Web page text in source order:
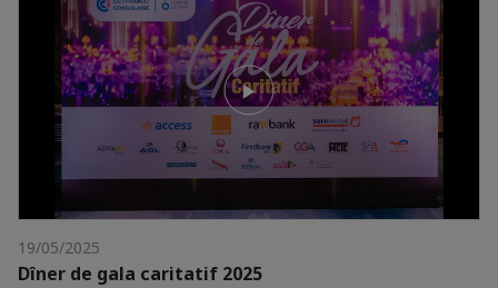
19/05/2025
Dîner de gala caritatif 2025